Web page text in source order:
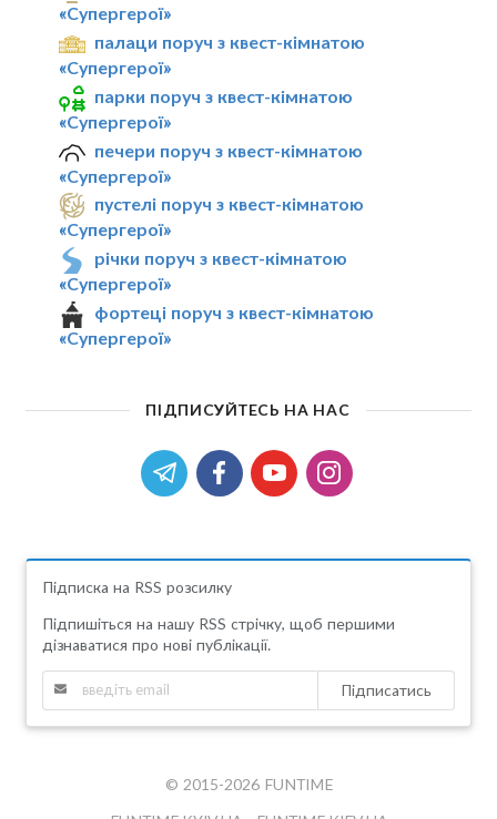
«Супергерої»
палаци поруч з квест-кімнатою
«Супергерої»
парки поруч з квест-кімнатою
«Супергерої»
печери поруч з квест-кімнатою
«Супергерої»
пустелі поруч з квест-кімнатою
«Супергерої»
річки поруч з квест-кімнатою
«Супергерої»
фортеці поруч з квест-кімнатою
«Супергерої»
ПІДПИСУЙТЕСЬ НА НАС
Підписка на RSS розсилку
Підпишіться на нашу RSS стрічку, щоб першими
дізнаватися про нові публікації.
Підписатись
© 2015-2026 FUNTIME